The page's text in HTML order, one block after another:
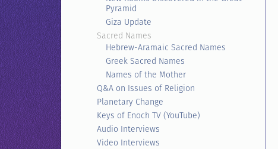
Pyramid
Giza Update
Sacred Names
Hebrew-Aramaic Sacred Names
Greek Sacred Names
Names of the Mother
Q&A on Issues of Religion
Planetary Change
Keys of Enoch TV (YouTube)
Audio Interviews
Video Interviews